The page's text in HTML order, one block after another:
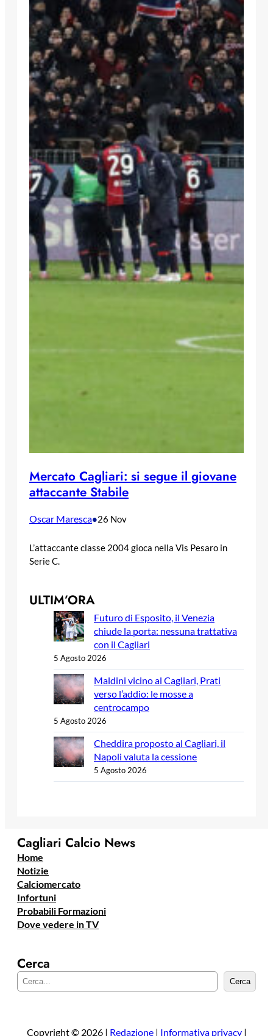
Mercato Cagliari: si segue il giovane
attaccante Stabile
Oscar Maresca•26 Nov
L’attaccante classe 2004 gioca nella Vis Pesaro in
Serie C.
ULTIM’ORA
Futuro di Esposito, il Venezia
chiude la porta: nessuna trattativa
con il Cagliari
5 Agosto 2026
Maldini vicino al Cagliari, Prati
verso l’addio: le mosse a
centrocampo
5 Agosto 2026
Cheddira proposto al Cagliari, il
Napoli valuta la cessione
5 Agosto 2026
Cagliari Calcio News
Home
Notizie
Calciomercato
Infortuni
Probabili Formazioni
Dove vedere in TV
Cerca
e
a
Cerca
Copyright © 2026 | Redazione | Informativa privacy|